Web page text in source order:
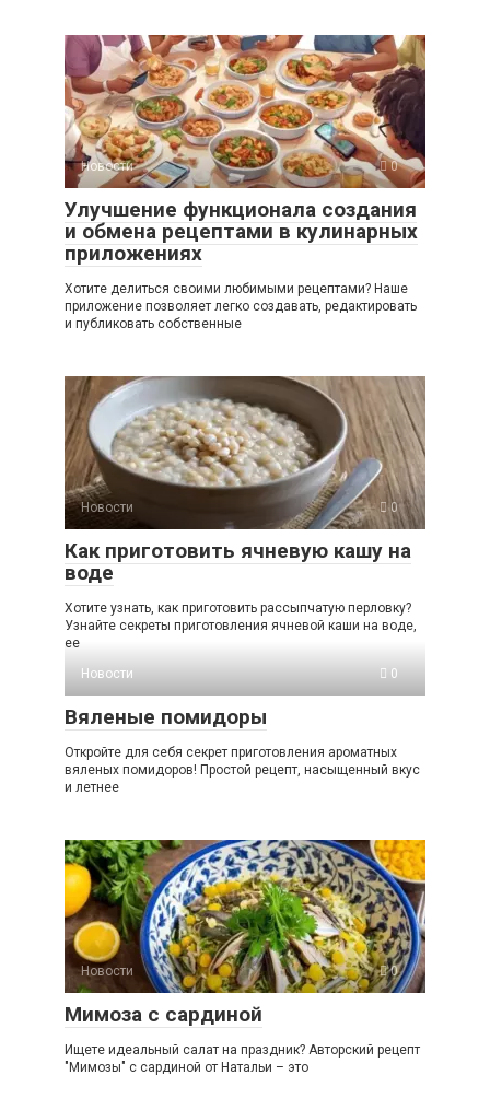
Новости 0
Улучшение функционала создания
и обмена рецептами в кулинарных
приложениях
Хотите делиться своими любимыми рецептами? Наше
приложение позволяет легко создавать, редактировать
и публиковать собственные
Новости 0
Как приготовить ячневую кашу на
воде
Хотите узнать, как приготовить рассыпчатую перловку?
Узнайте секреты приготовления ячневой каши на воде,
ее
Новости
0
Вяленые помидоры
Откройте для себя секрет приготовления ароматных
вяленых помидоров! Простой рецепт, насыщенный вкус
и летнее
Новости 0
Мимоза с сардиной
Ищете идеальный салат на праздник? Авторский рецепт
"Мимозы" с сардиной от Натальи – это